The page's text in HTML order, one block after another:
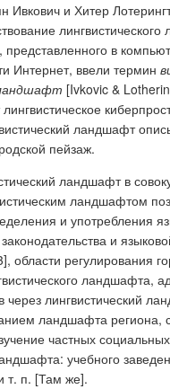
Ивкович и Хитер
представленного в
Интернет, ввели термин
[Ivkovic &
ландшафт
пейзаж.
ландшафт в
ландшафтом
и употребления
и
области регулирования
ландшафта,
через лингвистический
ландшафта региона,
частных
учебного
т. п. [Там же].